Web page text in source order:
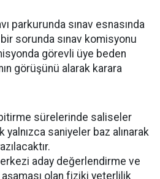
parkurunda sınav esnasında
sorunda sınav komisyonu
görevli üye beden
görüşünü alarak karara
sürelerinde saliseler
yalnızca saniyeler baz alınarak
aday değerlendirme ve
olan fiziki yeterlilik